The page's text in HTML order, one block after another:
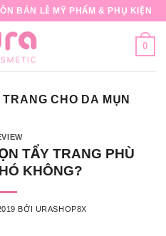
BÁN LẺ MỸ PHẨM & PHỤ KIỆN
0
TRANG CHO DA MỤN
TẨY TRANG PHÙ
KHÔNG?
BỞI URASHOP8X